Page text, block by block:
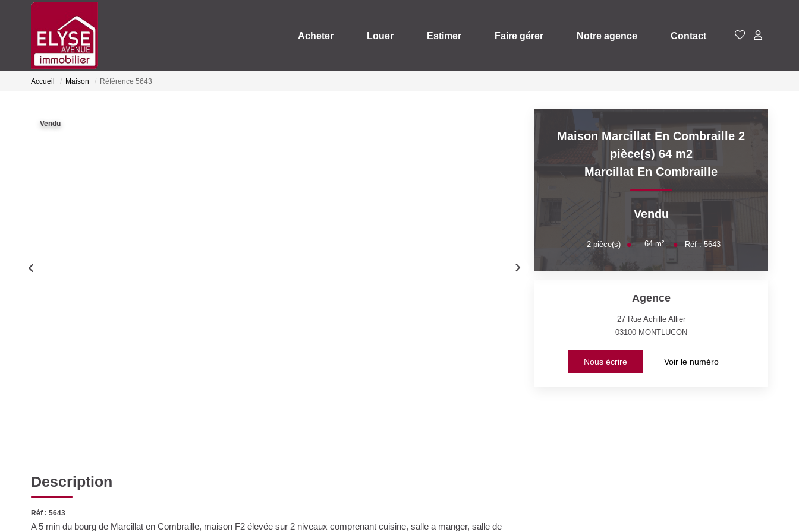
Acheter Louer Estimer Faire gérer Notre agence Contact
Accueil Maison Référence 5643
Vendu
Description
Réf : 5643
A 5 min du bourg de Marcillat en Combraille, maison F2 élevée sur 2 niveaux comprenant cuisine, salle a manger, salle de
Maison Marcillat En Combraille 2
pièce(s) 64 m2
Marcillat En Combraille
Vendu
2 pièce(s) 64m² Réf : 5643
Agence
27 Rue Achille Allier
03100 MONTLUCON
Nous écrire Voir le numéro